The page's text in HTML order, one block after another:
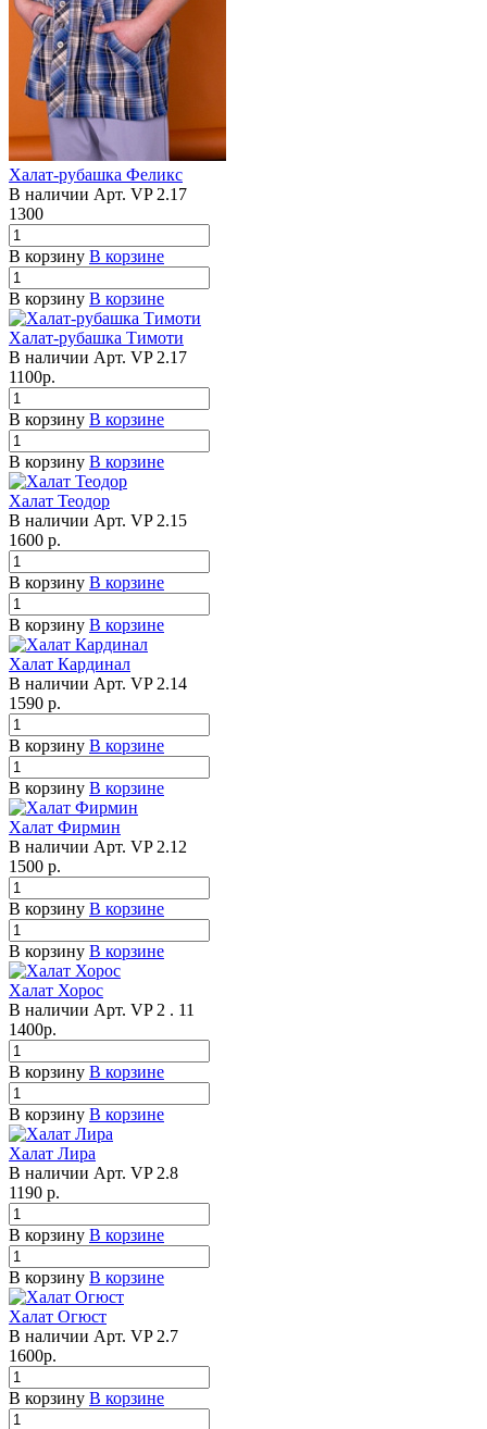
Халат-рубашка Феликс
В наличии Арт. VP 2.17
1300
В корзину В корзине
В корзину В корзине
Халат-рубашка Тимоти
В наличии Арт. VP 2.17
1100р.
В корзину В корзине
В корзину В корзине
Халат Теодор
В наличии Арт. VP 2.15
1600 р.
В корзину В корзине
В корзину В корзине
Халат Кардинал
В наличии Арт. VP 2.14
1590 р.
В корзину В корзине
В корзину В корзине
Халат Фирмин
В наличии Арт. VP 2.12
1500 р.
В корзину В корзине
В корзину В корзине
Халат Хорос
В наличии Арт. VP 2 . 11
1400р.
В корзину В корзине
В корзину В корзине
Халат Лира
В наличии Арт. VP 2.8
1190 р.
В корзину В корзине
В корзину В корзине
Халат Огюст
В наличии Арт. VP 2.7
1600р.
В корзину В корзине